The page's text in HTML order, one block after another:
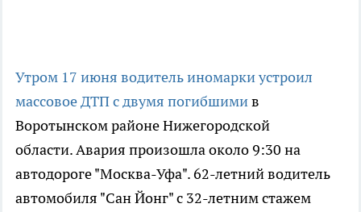
Утром 17 июня водитель иномарки устроил
массовое ДТП с двумя погибшимив
Воротынском районе Нижегородской
области. Авария произошла около 9:30 на
автодороге "Москва-Уфа". 62-летний водитель
автомобиля "Сан Йонг" с 32-летним стажем